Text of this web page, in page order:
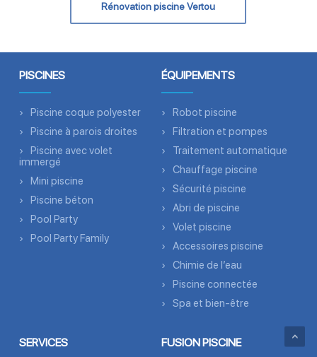
Rénovation piscine Vertou
PISCINES
Piscine coque polyester
Piscine à parois droites
Piscine avec volet
immergé
Mini piscine
Piscine béton
Pool Party
Pool Party Family
ÉQUIPEMENTS
Robot piscine
Filtration et pompes
Traitement automatique
Chauffage piscine
Sécurité piscine
Abri de piscine
Volet piscine
Accessoires piscine
Chimie de l’eau
Piscine connectée
Spa et bien-être
SERVICES FUSION PISCINE